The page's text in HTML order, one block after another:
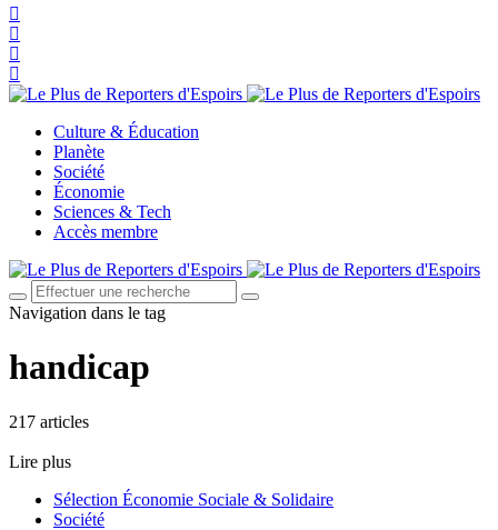
Culture & Éducation
Planète
Société
Économie
Sciences & Tech
Accès membre
Navigation dans le tag
handicap
217 articles
Lire plus
Sélection Économie Sociale & Solidaire
Société